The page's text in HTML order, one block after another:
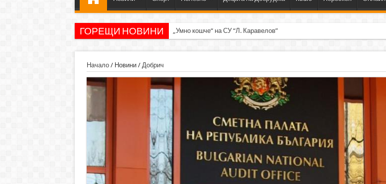
ГОРЕЩИ НОВИНИ „Умно кошче“ на СУ “Л. Каравелов” Добрич с първо място от форум
Начало/ Новини/ Добрич